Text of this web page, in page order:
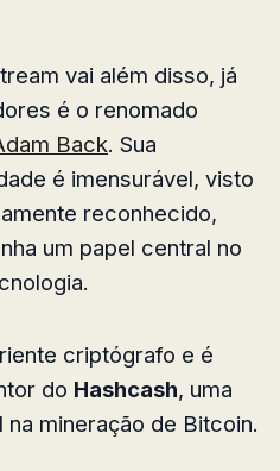
vai além disso, já
é o renomado
Back. Sua
é imensurável, visto
reconhecido,
um papel central no
criptógrafo e é
do Hashcash, uma
mineração de Bitcoin.